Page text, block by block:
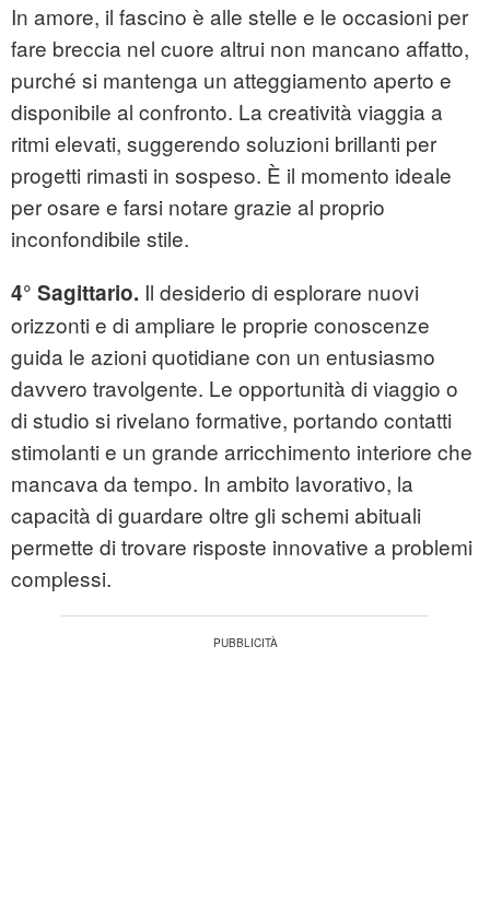
In amore, il fascino è alle stelle e le occasioni per
fare breccia nel cuore altrui non mancano affatto,
purché si mantenga un atteggiamento aperto e
disponibile al confronto. La creatività viaggia a
ritmi elevati, suggerendo soluzioni brillanti per
progetti rimasti in sospeso. È il momento ideale
per osare e farsi notare grazie al proprio
inconfondibile stile.
4° Sagittario. Il desiderio di esplorare nuovi
orizzonti e di ampliare le proprie conoscenze
guida le azioni quotidiane con un entusiasmo
davvero travolgente. Le opportunità di viaggio o
di studio si rivelano formative, portando contatti
stimolanti e un grande arricchimento interiore che
mancava da tempo. In ambito lavorativo, la
capacità di guardare oltre gli schemi abituali
permette di trovare risposte innovative a problemi
complessi.